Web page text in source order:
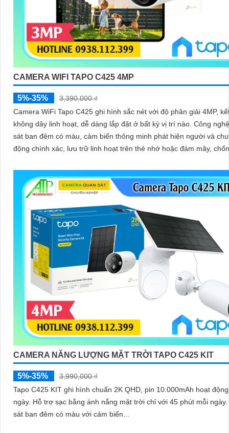
CAMERA WIFI TAPO C425 4MP
5%-35%
3,390,000 ₫
Camera WiFi Tapo C425 ghi hình sắc nét với độ phân giải 4MP,
không dây linh hoạt, dễ dàng lắp đặt ở bất kỳ vị trí nào. Công nghệ quan
sát ban đêm có màu, cảm biến thông minh phát hiện người và
động chính xác, lưu trữ linh hoạt trên thẻ nhớ hoặc đám mây,
CAMERA NĂNG LƯỢNG MẶT TRỜI TAPO C425 KIT
5%-35%
3,990,000 ₫
Tapo C425 KIT ghi hình chuẩn 2K QHD, pin 10.000mAh hoạt
ngày. Hỗ trợ sạc bằng ánh nắng mặt trời chỉ với 45 phút mỗi ngày. Quan
sát ban đêm có màu với cảm biến...